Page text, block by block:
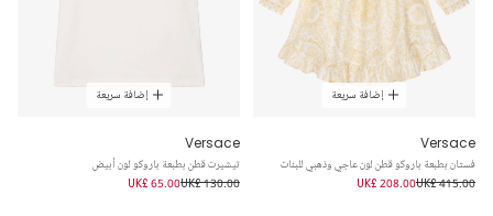
إضافة سريعة
Versace
فستان بطبعة باروكو قطن لون عاجي وذهبي للبنات
UK£ 415.00
UK£ 208.00
إضافة سريعة
Versace
تيشيرت قطن بطبعة باروكو لون أبيض
UK£ 130.00
UK£ 65.00